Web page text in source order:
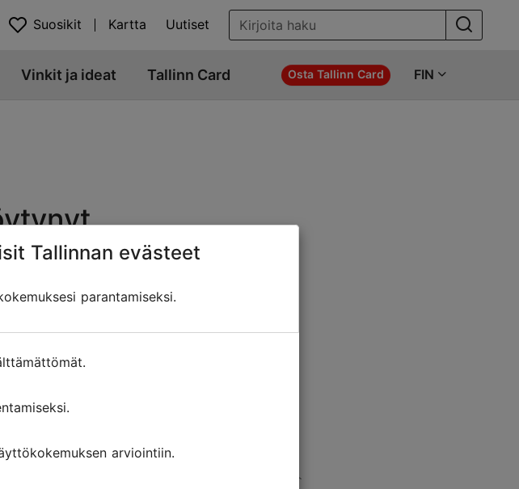
Suosikit Kartta Uutiset
Vinkit ja ideat Tallinn Card Osta Tallinn Card FIN
Tallinnan evästeet
parantamiseksi.
arviointiin.